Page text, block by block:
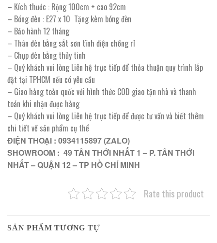
– Kích thước : Rộng 100cm + cao 92cm
– Bóng đèn : E27 x 10 Tặng kèm bóng đèn
– Bảo hành 12 tháng
– Thân đèn bằng sắt sơn tĩnh điện chống rỉ
– Chụp đèn bằng thủy tinh
– Quý khách vui lòng Liên hệ trực tiếp để thỏa thuận quy trình lắp
đặt tại TPHCM nếu có yêu cầu
– Giao hàng toàn quốc với hình thức COD giao tận nhà và thanh
toán khi nhận được hàng
– Quý khách vui lòng Liên hệ trực tiếp để được tư vấn và biết thêm
chi tiết về sản phẩm cụ thể
ĐIỆN THOẠI : 0934115897 (ZALO)
SHOWROOM : 49 TÂN THỚI NHẤT 1 – P. TÂN THỚI
NHẤT – QUẬN 12 – TP HỒ CHÍ MINH
Rate this product
SẢN PHẨM TƯƠNG TỰ